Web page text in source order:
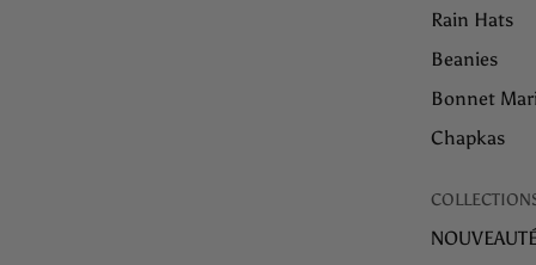
Rain Hats
Beanies
Bonnet
Chapkas